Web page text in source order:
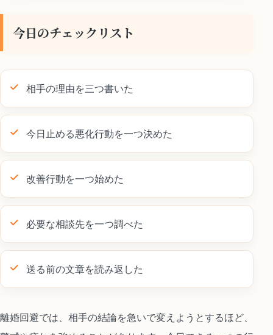
今日のチェックリスト
相手の理由を三つ書いた
今日止める悪化行動を一つ決めた
改善行動を一つ始めた
必要な相談先を一つ調べた
送る前の文章を読み返した
離婚回避では、相手の結論を急いで変えようとするほど、